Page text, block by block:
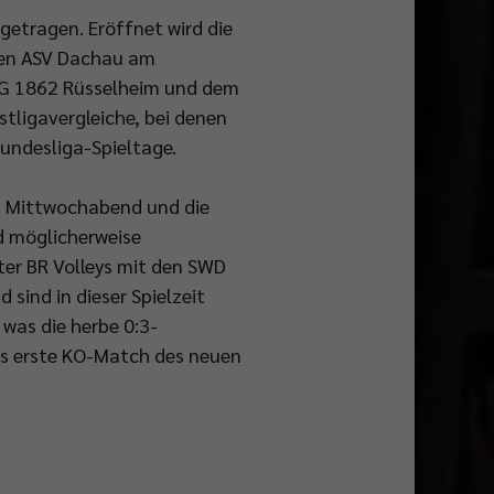
Eröffnet wird die
ASV Dachau am
1862 Rüsselheim und dem
bei denen
Spieltage.
Mittwochabend und die
möglicherweise
BR Volleys mit den SWD
sind in dieser Spielzeit
die herbe 0:3-
erste KO-Match des neuen